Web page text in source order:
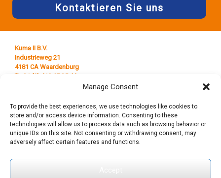
Manage Consent
To provide the best experiences, we use technologies like cookies to
store and/or access device information. Consenting to these
technologies will allow us to process data such as browsing behavior or
unique IDs on this site. Not consenting or withdrawing consent, may
adversely affect certain features and functions.
Kontaktieren Sie uns
Kuma II B.V.
Industrieweg 21
4181 CA Waardenburg
T +31 (0) 418 65 25 44